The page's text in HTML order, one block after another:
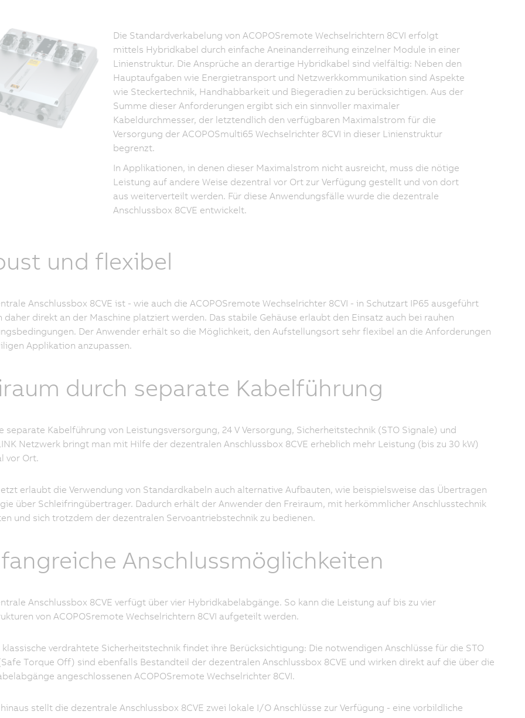
Die Standardverkabelung von ACOPOSremote Wechselrichtern 8CVI erfolgt
mittels Hybridkabel durch einfache Aneinanderreihung einzelner Module in einer
Linienstruktur. Die Ansprüche an derartige Hybridkabel sind vielfältig: Neben den
Hauptaufgaben wie Energietransport und Netzwerkkommunikation sind Aspekte
wie Steckertechnik, Handhabbarkeit und Biegeradien zu berücksichtigen. Aus der
Summe dieser Anforderungen ergibt sich ein sinnvoller maximaler
Kabeldurchmesser, der letztendlich den verfügbaren Maximalstrom für die
Versorgung der ACOPOSmulti65 Wechselrichter 8CVI in dieser Linienstruktur
begrenzt.
In Applikationen, in denen dieser Maximalstrom nicht ausreicht, muss die nötige
Leistung auf andere Weise dezentral vor Ort zur Verfügung gestellt und von dort
aus weiterverteilt werden. Für diese Anwendungsfälle wurde die dezentrale
Anschlussbox 8CVE entwickelt.
und flexibel
Anschlussbox 8CVE ist - wie auch die ACOPOSremote Wechselrichter 8CVI - in Schutzart IP65 ausgeführt
daher direkt an der Maschine platziert werden. Das stabile Gehäuse erlaubt den Einsatz auch bei rauhen
Der Anwender erhält so die Möglichkeit, den Aufstellungsort sehr flexibel an die Anforderungen
Applikation anzupassen.
durch separate Kabelführung
separate Kabelführung von Leistungsversorgung, 24 V Versorgung, Sicherheitstechnik (STO Signale) und
Netzwerk bringt man mit Hilfe der dezentralen Anschlussbox 8CVE erheblich mehr Leistung (bis zu 30 kW)
vor Ort.
erlaubt die Verwendung von Standardkabeln auch alternative Aufbauten, wie beispielsweise das Übertragen
über Schleifringübertrager. Dadurch erhält der Anwender den Freiraum, mit herkömmlicher Anschlusstechnik
und sich trotzdem der dezentralen Servoantriebstechnik zu bedienen.
Anschlussmöglichkeiten
Anschlussbox 8CVE verfügt über vier Hybridkabelabgänge. So kann die Leistung auf bis zu vier
von ACOPOSremote Wechselrichtern 8CVI aufgeteilt werden.
klassische verdrahtete Sicherheitstechnik findet ihre Berücksichtigung: Die notwendigen Anschlüsse für die STO
Torque Off) sind ebenfalls Bestandteil der dezentralen Anschlussbox 8CVE und wirken direkt auf die über die
angeschlossenen ACOPOSremote Wechselrichter 8CVI.
stellt die dezentrale Anschlussbox 8CVE zwei lokale I/O Anschlüsse zur Verfügung - eine vorbildliche